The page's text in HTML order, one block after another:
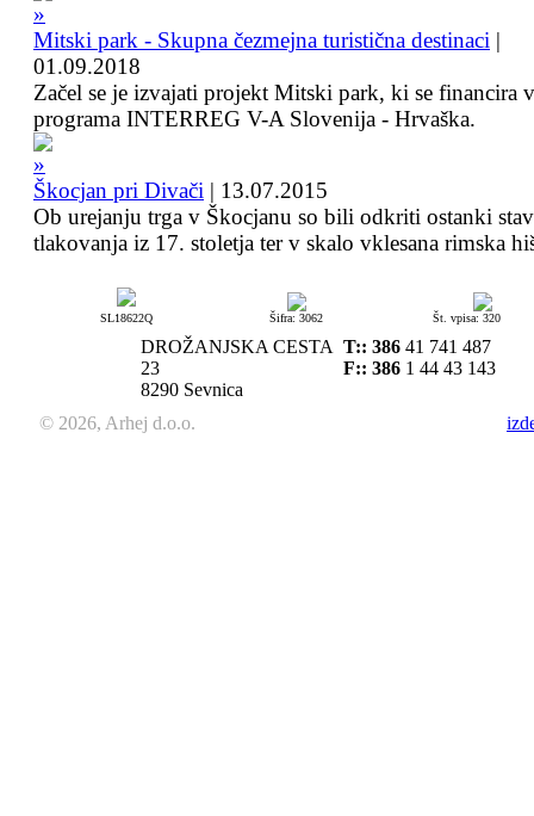
Mitski park - Skupna čezmejna turistična destinaci |
01.09.2018
Začel se je izvajati projekt Mitski park, ki se financira
programa INTERREG V-A Slovenija - Hrvaška.
Škocjan pri Divači | 13.07.2015
Ob urejanju trga v Škocjanu so bili odkriti ostanki
tlakovanja iz 17. stoletja ter v skalo vklesana rimska
SL18622Q Šifra: 3062 Št. vpisa: 320
DROŽANJSKA CESTA
23
8290 Sevnica
T:: 386 41 741 487
F:: 386 1 44 43 143
© 2026, Arhej d.o.o.